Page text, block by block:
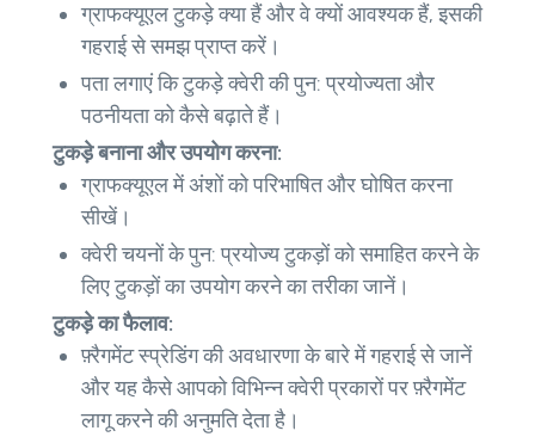
ग्राफक्यूएल टुकड़े क्या हैं और वे क्यों आवश्यक हैं, इसकी
गहराई से समझ प्राप्त करें।
पता लगाएं कि टुकड़े क्वेरी की पुन: प्रयोज्यता और
पठनीयता को कैसे बढ़ाते हैं।
टुकड़े बनाना और उपयोग करना:
ग्राफक्यूएल में अंशों को परिभाषित और घोषित करना
सीखें।
क्वेरी चयनों के पुन: प्रयोज्य टुकड़ों को समाहित करने के
लिए टुकड़ों का उपयोग करने का तरीका जानें।
टुकड़े का फैलाव:
फ़्रैगमेंट स्प्रेडिंग की अवधारणा के बारे में गहराई से जानें
और यह कैसे आपको विभिन्न क्वेरी प्रकारों पर फ़्रैगमेंट
लागू करने की अनुमति देता है।